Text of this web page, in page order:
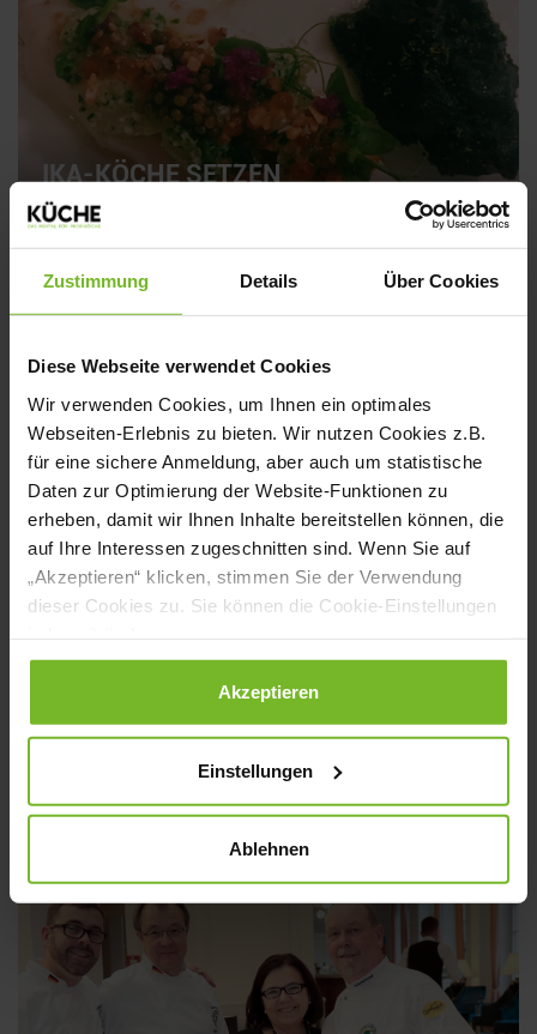
Zustimmung Details Über Cookies
Diese Webseite verwendet Cookies
Wir verwenden Cookies, um Ihnen ein optimales
Webseiten-Erlebnis zu bieten. Wir nutzen Cookies z.B.
für eine sichere Anmeldung, aber auch um statistische
Daten zur Optimierung der Website-Funktionen zu
erheben, damit wir Ihnen Inhalte bereitstellen können, die
auf Ihre Interessen zugeschnitten sind. Wenn Sie auf
„Akzeptieren“ klicken, stimmen Sie der Verwendung
dieser Cookies zu. Sie können die Cookie-Einstellungen
Datenschutzerklärung|Impressum
Akzeptieren
Einstellungen
Ablehnen
IKA-KÖCHE SETZEN
INTERNATIONALE FOODTRENDS
IKA INTERNATIONAL: NEUES SPIEL,
NEUES GLÜCK